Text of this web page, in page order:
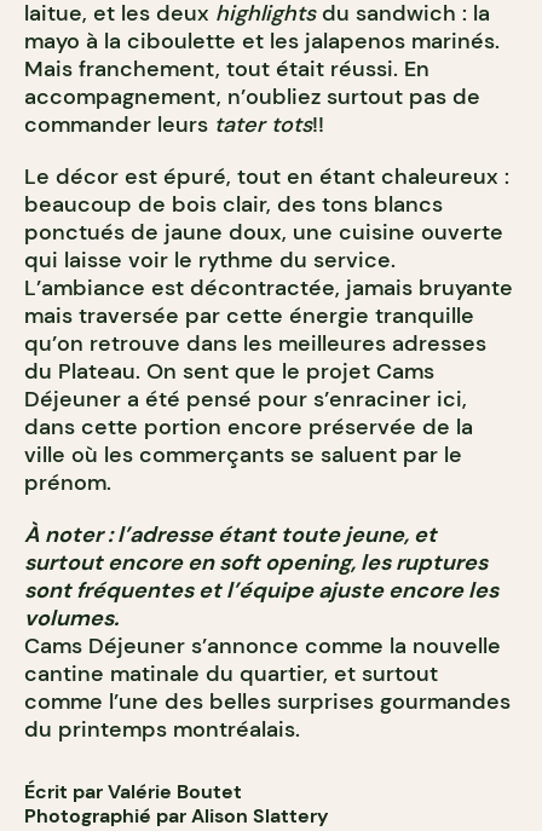
laitue, et les deux highlightsdu sandwich : la
mayo à la ciboulette et les jalapenos marinés.
Mais franchement, tout était réussi. En
accompagnement, n’oubliez surtout pas de
commander leurs tater tots!!
Le décor est épuré, tout en étant chaleureux :
beaucoup de bois clair, des tons blancs
ponctués de jaune doux, une cuisine ouverte
qui laisse voir le rythme du service.
L’ambiance est décontractée, jamais bruyante
mais traversée par cette énergie tranquille
qu’on retrouve dans les meilleures adresses
du Plateau. On sent que le projet Cams
Déjeuner a été pensé pour s’enraciner ici,
dans cette portion encore préservée de la
ville où les commerçants se saluent par le
prénom.
À noter : l’adresse étant toute jeune, et
surtout encore en soft opening, les ruptures
sont fréquentes et l’équipe ajuste encore les
volumes.
Cams Déjeuner s’annonce comme la nouvelle
cantine matinale du quartier, et surtout
comme l’une des belles surprises gourmandes
du printemps montréalais.
Écrit par Valérie Boutet
Photographié par Alison Slattery